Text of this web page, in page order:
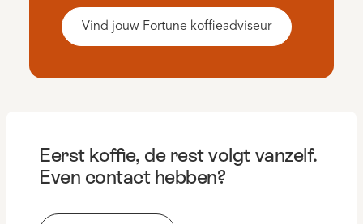
Vind jouw Fortune koffieadviseur
Eerst koffie, de rest volgt vanzelf.
Even contact hebben?